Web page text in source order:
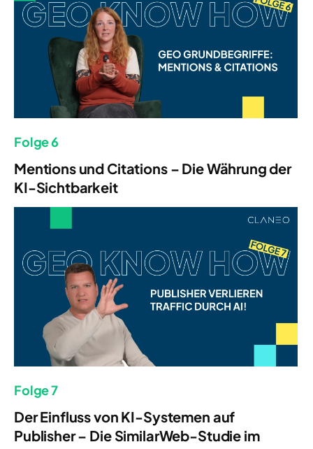
Folge 6
Mentions und Citations – Die Währung der
KI-Sichtbarkeit
Folge 7
Der Einfluss von KI-Systemen auf
Publisher – Die SimilarWeb-Studie im